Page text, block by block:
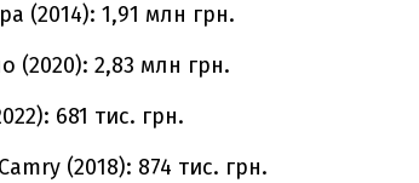
(2014): 1,91 млн грн.
(2020): 2,83 млн грн.
681 тис. грн.
(2018): 874 тис. грн.